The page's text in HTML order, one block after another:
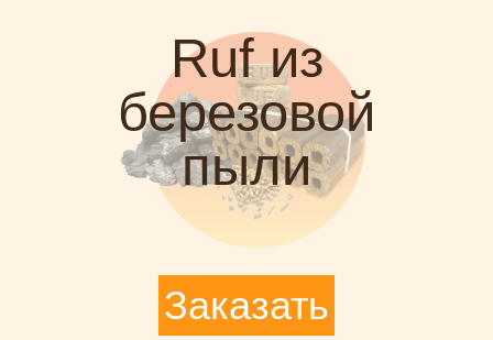
Ruf из
березовой
пыли
Заказать